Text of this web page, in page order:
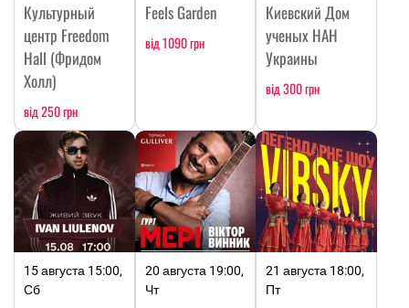
Культурный
центр Freedom
Hall (Фридом
Холл)
від 250 грн
Feels Garden
від 1090 грн
Киевский Дом
ученых НАН
Украины
від 300 грн
15 августа 15:00,
Сб
20 августа 19:00,
Чт
21 августа 18:00,
Пт